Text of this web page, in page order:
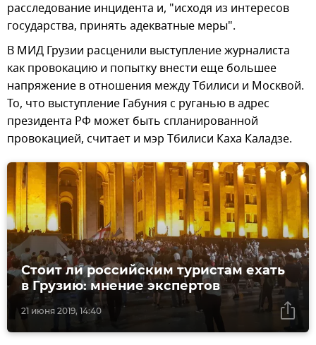
расследование инцидента и, "исходя из интересов
государства, принять адекватные меры".
В МИД Грузии расценили выступление журналиста
как провокацию и попытку внести еще большее
напряжение в отношения между Тбилиси и Москвой.
То, что выступление Габуния с руганью в адрес
президента РФ может быть спланированной
провокацией, считает и мэр Тбилиси Каха Каладзе.
21 июня 2019, 14:40
Стоит ли российским туристам ехать
в Грузию: мнение экспертов